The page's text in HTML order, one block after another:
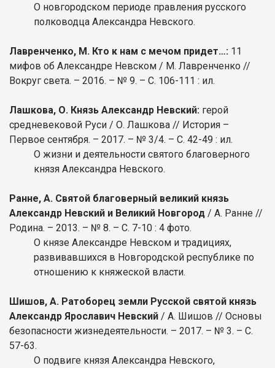
О новгородском периоде правления русского
полководца Александра Невского.
Лавренченко, М. Кто к нам с мечом придет…: 11
мифов об Александре Невском / М. Лавренченко //
Вокруг света. – 2016. – № 9. – С. 106-111 : ил.
Лашкова, О. Князь Александр Невский: герой
средневековой Руси / О. Лашкова // История –
Первое сентября. – 2017. – № 3/4. – С. 42-49 : ил.
О жизни и деятельности святого благоверного
князя Александра Невского.
Ранне, А. Святой благоверный великий князь
Александр Невский и Великий Новгород / А. Ранне //
Родина. – 2013. – № 8. – С. 7-10 : 4 фото.
О князе Александре Невском и традициях,
развивавшихся в Новгородской республике по
отношению к княжеской власти.
Шишов, А. Ратоборец земли Русской святой князь
Александр Ярославич Невский / А. Шишов // Основы
безопасности жизнедеятельности. – 2017. – № 3. – С.
57-63.
О подвиге князя Александра Невского,